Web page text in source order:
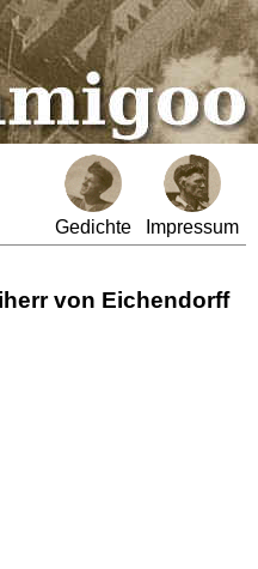
Gedichte Impressum
von Eichendorff